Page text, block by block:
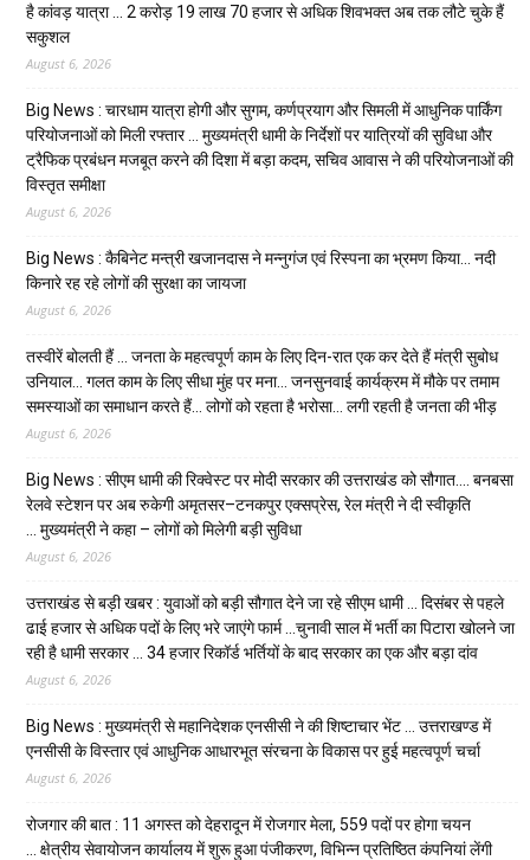
है कांवड़ यात्रा … 2 करोड़ 19 लाख 70 हजार से अधिक शिवभक्त अब तक लौटे चुके हैं
सकुशल
August 6, 2026
Big News : चारधाम यात्रा होगी और सुगम, कर्णप्रयाग और सिमली में आधुनिक पार्किंग
परियोजनाओं को मिली रफ्तार … मुख्यमंत्री धामी के निर्देशों पर यात्रियों की सुविधा और
ट्रैफिक प्रबंधन मजबूत करने की दिशा में बड़ा कदम, सचिव आवास ने की परियोजनाओं की
विस्तृत समीक्षा
August 6, 2026
Big News : कैबिनेट मन्त्री खजानदास ने मन्नुगंज एवं रिस्पना का भ्रमण किया… नदी
किनारे रह रहे लोगों की सुरक्षा का जायजा
August 6, 2026
तस्वीरें बोलती हैं … जनता के महत्वपूर्ण काम के लिए दिन-रात एक कर देते हैं मंत्री सुबोध
उनियाल… गलत काम के लिए सीधा मुंह पर मना… जनसुनवाई कार्यक्रम में मौके पर तमाम
समस्याओं का समाधान करते हैं… लोगों को रहता है भरोसा… लगी रहती है जनता की भीड़
August 6, 2026
Big News : सीएम धामी की रिक्वेस्ट पर मोदी सरकार की उत्तराखंड को सौगात…. बनबसा
रेलवे स्टेशन पर अब रुकेगी अमृतसर–टनकपुर एक्सप्रेस, रेल मंत्री ने दी स्वीकृति
… मुख्यमंत्री ने कहा – लोगों को मिलेगी बड़ी सुविधा
August 6, 2026
उत्तराखंड से बड़ी खबर : युवाओं को बड़ी सौगात देने जा रहे सीएम धामी … दिसंबर से पहले
ढाई हजार से अधिक पदों के लिए भरे जाएंगे फार्म …चुनावी साल में भर्ती का पिटारा खोलने जा
रही है धामी सरकार … 34 हजार रिकॉर्ड भर्तियों के बाद सरकार का एक और बड़ा दांव
August 6, 2026
Big News : मुख्यमंत्री से महानिदेशक एनसीसी ने की शिष्टाचार भेंट … उत्तराखण्ड में
एनसीसी के विस्तार एवं आधुनिक आधारभूत संरचना के विकास पर हुई महत्वपूर्ण चर्चा
August 6, 2026
रोजगार की बात : 11 अगस्त को देहरादून में रोजगार मेला, 559 पदों पर होगा चयन
… क्षेत्रीय सेवायोजन कार्यालय में शुरू हुआ पंजीकरण, विभिन्न प्रतिष्ठित कंपनियां लेंगी